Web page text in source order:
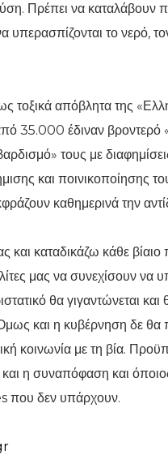
Πρέπει να
υπερασπίζονται το νερό,
τοξικά απόβλητα της
35.000 έδιναν βροντερό
τους με
και ποινικοποίησης
καθημερινά την
και καταδικάζω κάθε
μας να συνεχίσουν να
θα γιγαντώνεται
και η κυβέρνηση δε θα
κοινωνία με τη βία.
η συναπόφαση και
που δεν υπάρχουν.